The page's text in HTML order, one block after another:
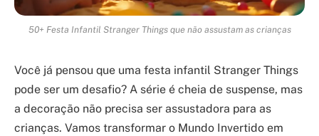
50+ Festa Infantil Stranger Things que não assustam as crianças
Você já pensou que uma festa infantil Stranger Things
pode ser um desafio? A série é cheia de suspense, mas
a decoração não precisa ser assustadora para as
crianças. Vamos transformar o Mundo Invertido em